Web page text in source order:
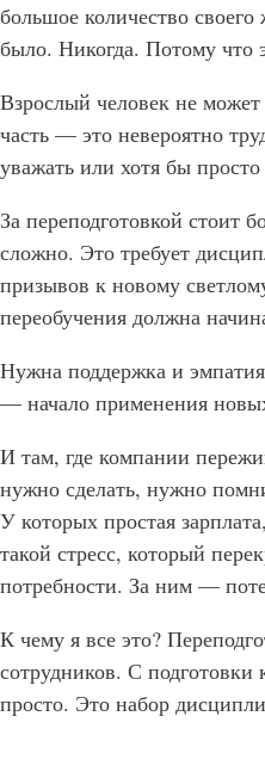
большое количество
было. Никогда. Потому что
Взрослый человек не
часть — это невероятно
уважать или хотя бы
За переподготовкой стоит
сложно. Это требует
призывов к новому
переобучения должна
Нужна поддержка и
— начало применения
И там, где компании
нужно сделать, нужно
У которых простая
такой стресс, который
потребности. За ним —
К чему я все это?
сотрудников. С
просто. Это набор